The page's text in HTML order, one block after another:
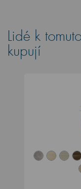
Lidé k
kupují